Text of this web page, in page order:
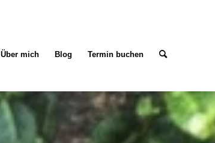
Über mich Blog Termin buchen